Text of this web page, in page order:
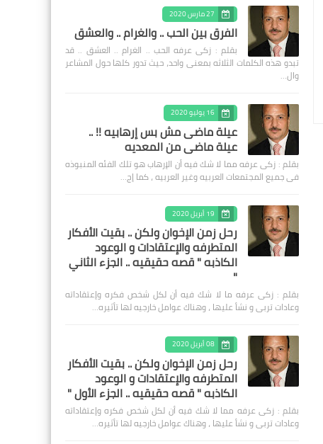
27 مارس 2020
الفرق بين الحب .. والغرام .. والعشق
بقلم : زكى عرفه الحب .. الغرام .. العشق .. قد
تبدو هذه الكلمات الثلاثه بمعنى واحد، حيث تدور كلها حول المشاعر
وال…
16 يوليو 2020
عيلة ماضى مش بس إرهابيه !! ..
عيلة ماضى من المعديه
بقلم : زكى عرفه مما لا شك فيه أن الإرهاب هو تلك الفئه المنبوذه
فى جميع المجتمعات العربيه وغير العربيه ، كما إج…
19 أبريل 2020
رحل زمن الإخوان ولكن .. بقيت الأفكار
المتطرفه والإعتقادات و الوعود
الكاذبه " قصه حقيقيه .. الجزء الثاني
"
بقلم : زكى عرفه ‎ما لا شك فيه أن لكل شخص فكره وإعتقاداته
وعادات تربى و نشأ عليها ، وهناك عوامل خارجيه لها تأثيره…
08 أبريل 2020
رحل زمن الإخوان ولكن .. بقيت الأفكار
المتطرفه والإعتقادات و الوعود
الكاذبه " قصه حقيقيه .. الجزء الأول "
بقلم : زكى عرفه مما لا شك فيه أن لكل شخص فكره وإعتقاداته
وعادات تربى و نشأ عليها ، وهناك عوامل خارجيه لها تأثيره…